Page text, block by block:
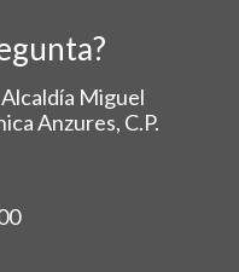
Miguel
Anzures, C.P.